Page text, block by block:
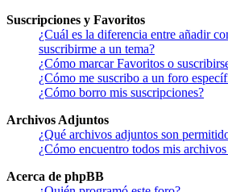
Suscripciones y Favoritos
¿Cuál es la diferencia entre añadir
suscribirme a un tema?
¿Cómo marcar Favoritos o
¿Cómo me suscribo a un foro
¿Cómo borro mis suscripciones?
Archivos Adjuntos
¿Qué archivos adjuntos son
¿Cómo encuentro todos mis
Acerca de phpBB